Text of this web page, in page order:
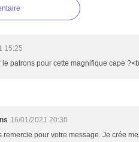
15:25
le patrons pour cette magnifique cape
16/01/2021 20:30
remercie pour votre message. Je crée